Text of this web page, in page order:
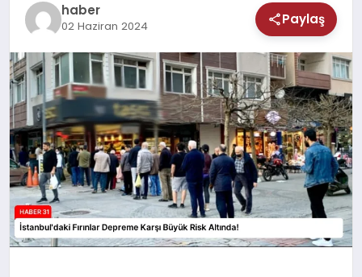
haber
02 Haziran 2024 Paylaş